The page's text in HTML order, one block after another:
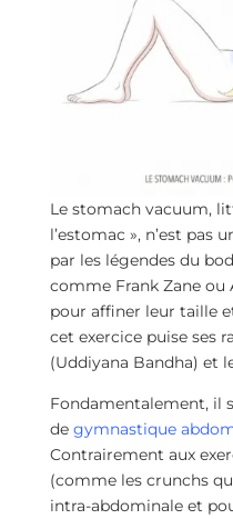
Le stomach vacuum,
l’estomac », n’est pas
par les légendes du
comme Frank Zane ou
pour affiner leur taille
cet exercice puise ses
(Uddiyana Bandha) et
Fondamentalement, il
de gymnastique
Contrairement aux
(comme les crunchs
intra-abdominale et